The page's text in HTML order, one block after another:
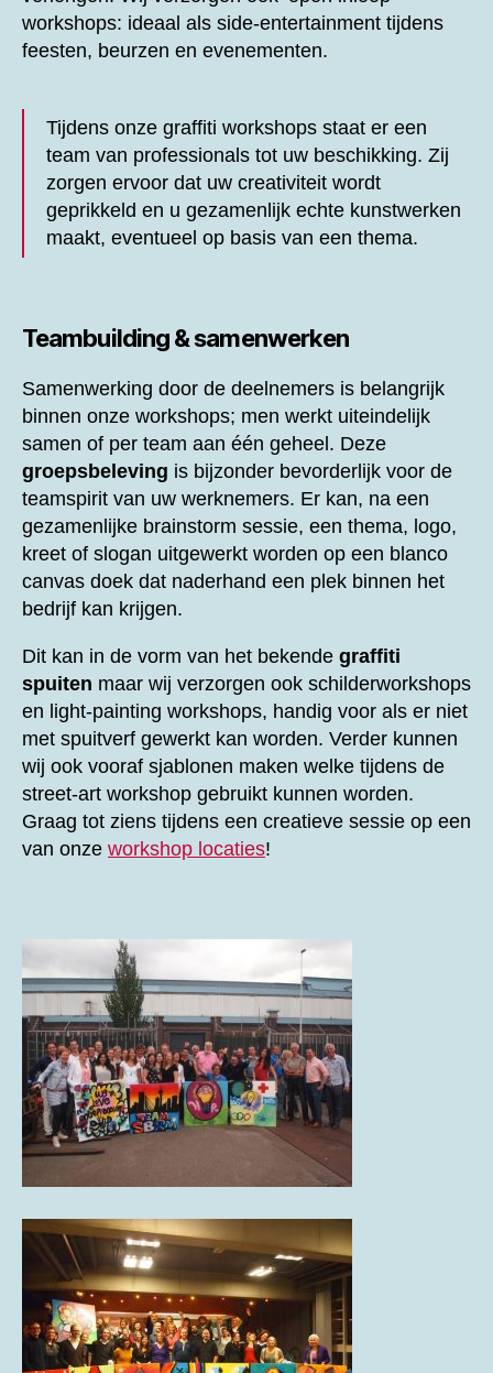
workshops: ideaal als side-entertainment tijdens
feesten, beurzen en evenementen.
Tijdens onze graffiti workshops staat er een
team van professionals tot uw beschikking. Zij
zorgen ervoor dat uw creativiteit wordt
geprikkeld en u gezamenlijk echte kunstwerken
maakt, eventueel op basis van een thema.
Teambuilding & samenwerken
Samenwerking door de deelnemers is belangrijk
binnen onze workshops; men werkt uiteindelijk
samen of per team aan één geheel. Deze
groepsbeleving is bijzonder bevorderlijk voor de
teamspirit van uw werknemers. Er kan, na een
gezamenlijke brainstorm sessie, een thema, logo,
kreet of slogan uitgewerkt worden op een blanco
canvas doek dat naderhand een plek binnen het
bedrijf kan krijgen.
Dit kan in de vorm van het bekende graffiti
spuiten maar wij verzorgen ook schilderworkshops
en light-painting workshops, handig voor als er niet
met spuitverf gewerkt kan worden. Verder kunnen
wij ook vooraf sjablonen maken welke tijdens de
street-art workshop gebruikt kunnen worden.
Graag tot ziens tijdens een creatieve sessie op een
van onze workshop locaties!